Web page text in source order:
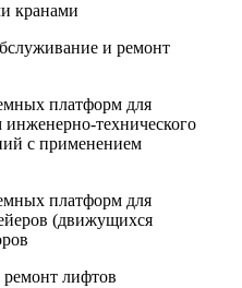
кранами
и ремонт
платформ для
инженерно-технического
с применением
платформ для
(движущихся
лифтов